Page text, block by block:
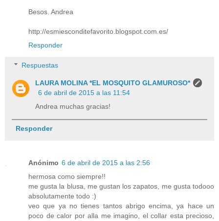
Besos. Andrea
http://esmiesconditefavorito.blogspot.com.es/
Responder
Respuestas
LAURA MOLINA *EL MOSQUITO GLAMUROSO*
6 de abril de 2015 a las 11:54
Andrea muchas gracias!
Responder
Anónimo 6 de abril de 2015 a las 2:56
hermosa como siempre!!
me gusta la blusa, me gustan los zapatos, me gusta todooo
absolutamente todo :)
veo que ya no tienes tantos abrigo encima, ya hace un
poco de calor por alla me imagino, el collar esta precioso,